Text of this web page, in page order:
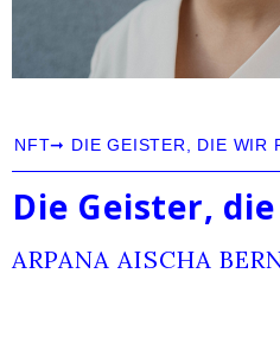
NFT➞ DIE GEISTER, DIE WIR
Die Geister,
ARPANA AISCHA